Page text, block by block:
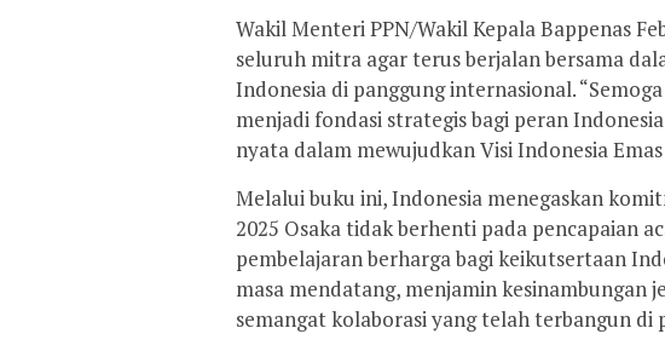
Wakil Menteri PPN/Wakil Kepala Bappenas
seluruh mitra agar terus berjalan bersama
Indonesia di panggung internasional.
menjadi fondasi strategis bagi peran
nyata dalam mewujudkan Visi Indonesia
Melalui buku ini, Indonesia menegaskan
2025 Osaka tidak berhenti pada pencapaian
pembelajaran berharga bagi keikutsertaan
masa mendatang, menjamin kesinambungan
semangat kolaborasi yang telah terbangun di